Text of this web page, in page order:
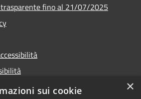
fino al 21/07/2025
×
sui cookie